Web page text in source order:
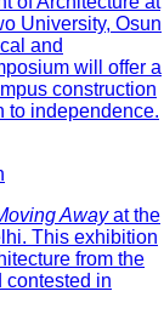
University, Osun
and
will offer a
construction
to independence.
Awayat the
This exhibition
from the
contested in